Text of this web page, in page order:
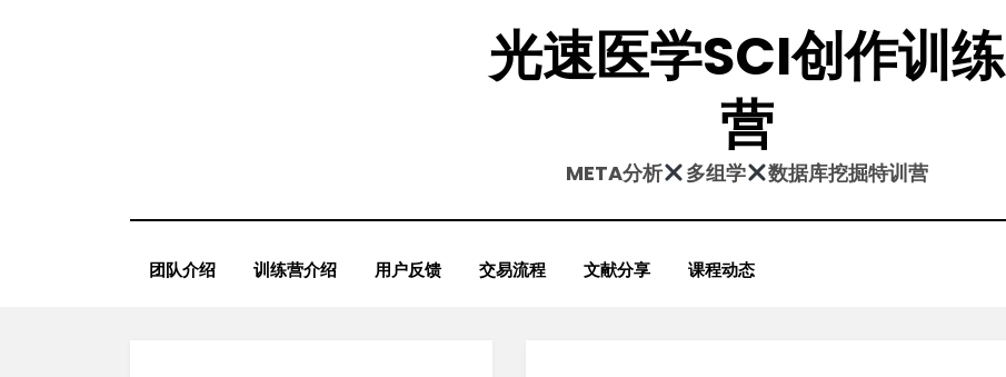
光速医学SCI创作训练
营
META分析 多组学 数据库挖掘特训营
团队介绍 训练营介绍 用户反馈 交易流程 文献分享 课程动态